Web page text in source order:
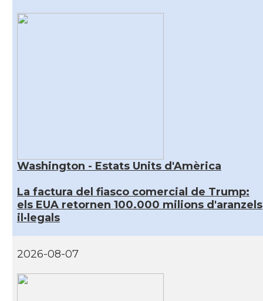
Washington - Estats Units d'Amèrica
La factura del fiasco comercial de Trump:
els EUA retornen 100.000 milions d'aranzels
il·legals
2026-08-07